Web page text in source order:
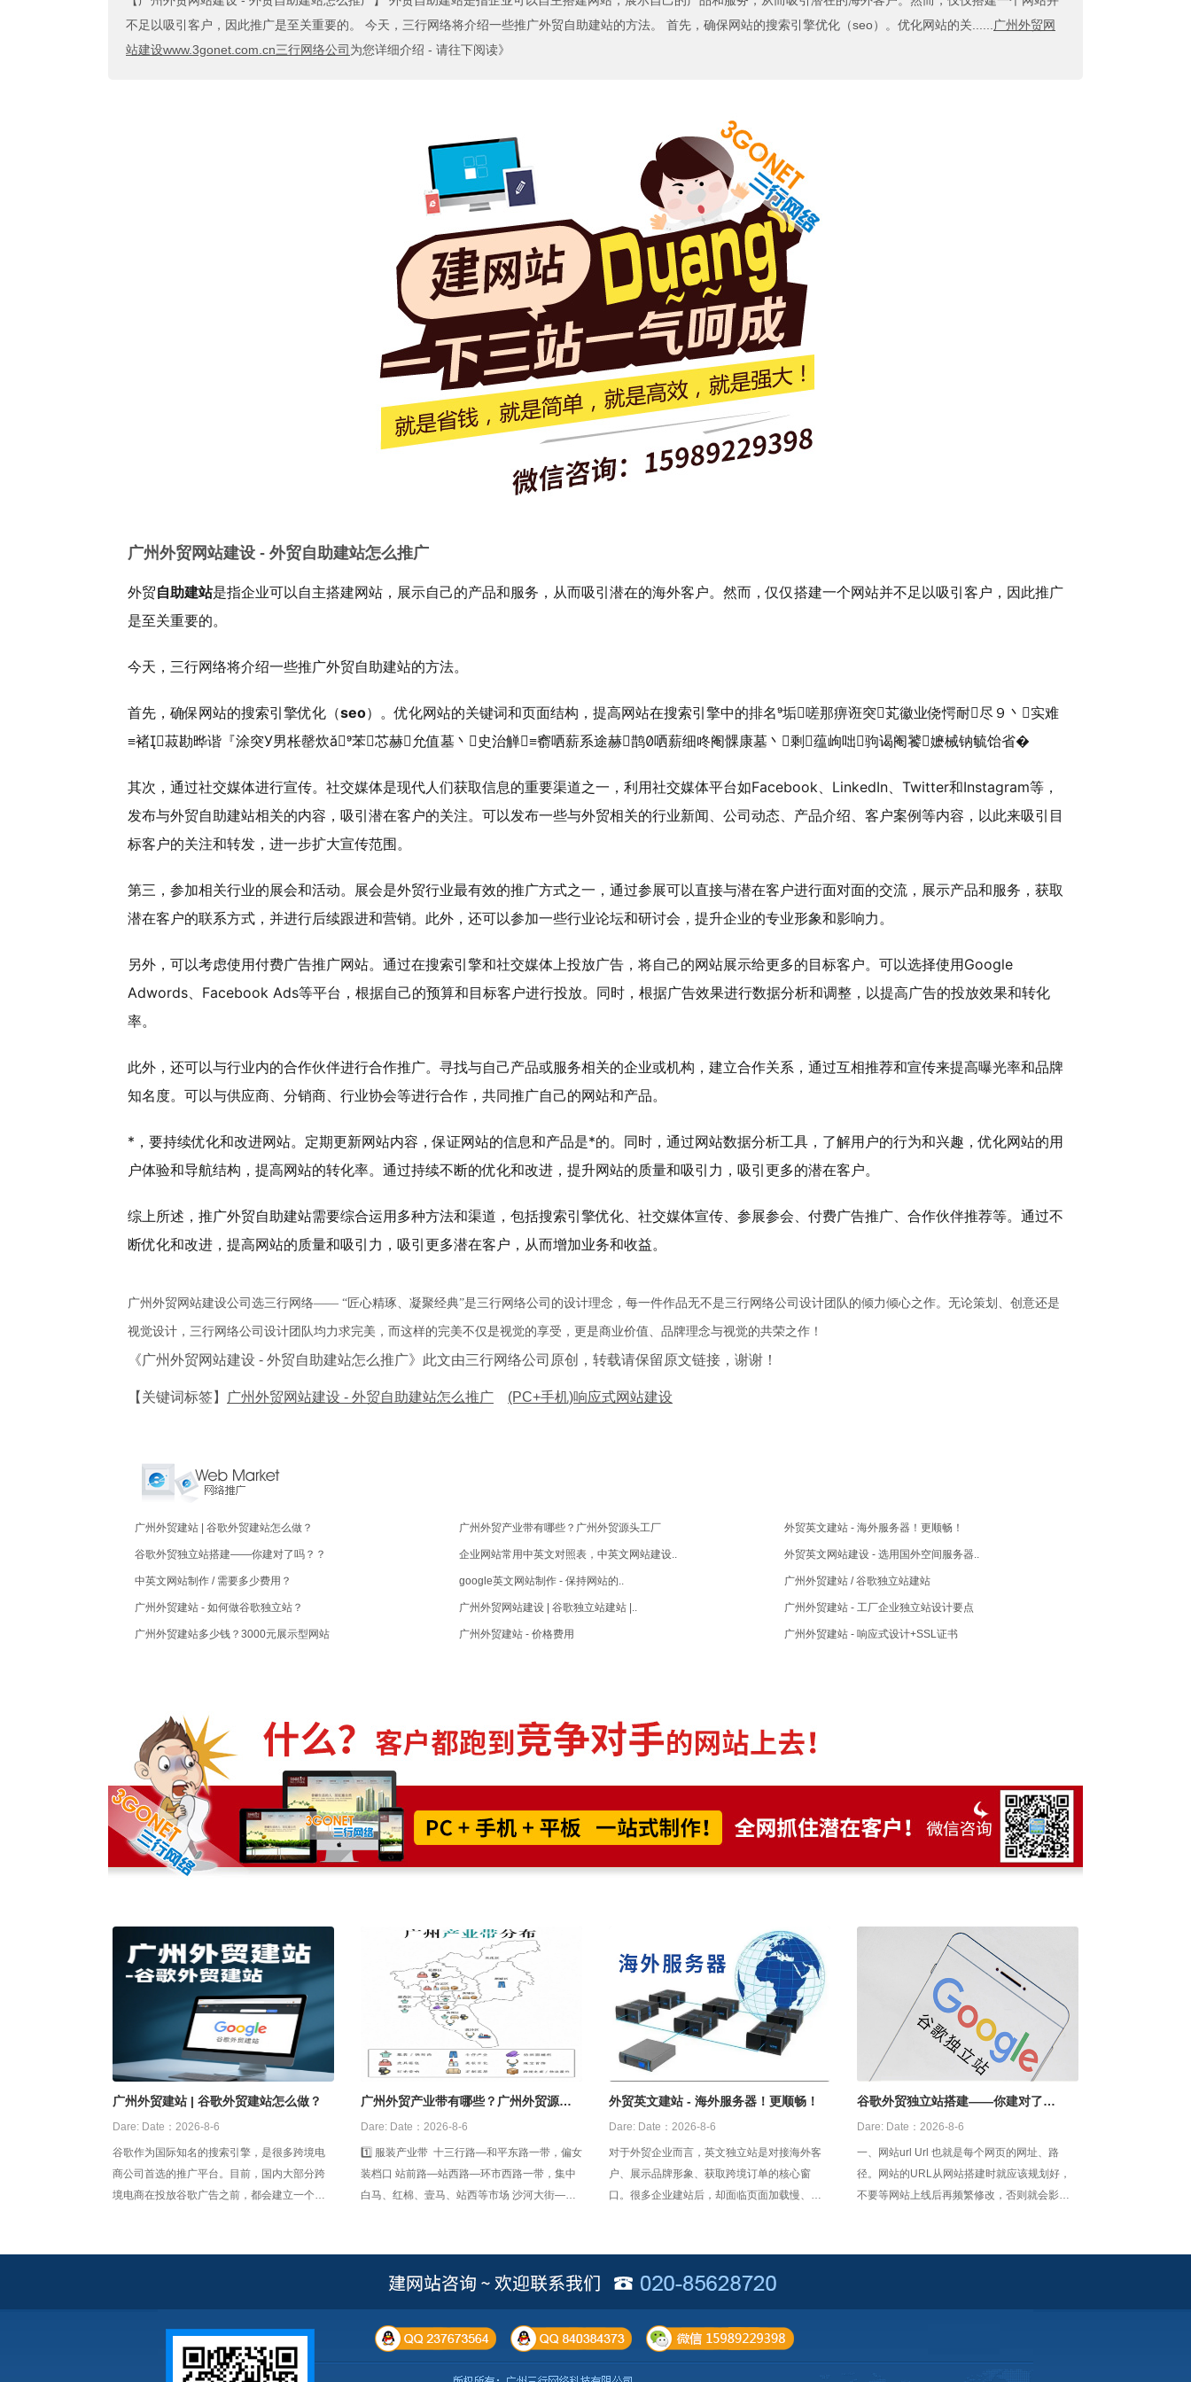
不足以吸引客户，因此推广是至关重要的。 今天，三行网络将介绍一些推广外贸自助建站的方法。 首先，确保网站的搜索引擎优化（seo）。优化网站的关......
广州外贸网
站建设www.3gonet.com.cn三行网络公司 为您详细介绍 - 请往下阅读》
广州外贸网站建设 - 外贸自助建站怎么推广
外贸自助建站是指企业可以自主搭建网站，展示自己的产品和服务，从而吸引潜在的海外客户。然而，仅仅搭建一个网站并不足以吸引客户，因此推广
是至关重要的。
今天，三行网络将介绍一些推广外贸自助建站的方法。
首先，确保网站的搜索引擎优化（seo）。优化网站的关键词和页面结构，提高网站在搜索引擎中的排名垢嗟那痹诳突芄徽业侥愕耐尽９丶实难
≡褚菽勘晔谐『涂突У男枨罄炊ǎ苯芯赫允值墓丶史治觯≡窬哂薪系途赫鹊哂薪细咚阉髁康墓丶剩蕴岣咄驹谒阉饕嬷械钠毓饴省�
其次，通过社交媒体进行宣传。社交媒体是现代人们获取信息的重要渠道之一，利用社交媒体平台如Facebook、LinkedIn、Twitter和Instagram等，
发布与外贸自助建站相关的内容，吸引潜在客户的关注。可以发布一些与外贸相关的行业新闻、公司动态、产品介绍、客户案例等内容，以此来吸引目
标客户的关注和转发，进一步扩大宣传范围。
第三，参加相关行业的展会和活动。展会是外贸行业最有效的推广方式之一，通过参展可以直接与潜在客户进行面对面的交流，展示产品和服务，获取
潜在客户的联系方式，并进行后续跟进和营销。此外，还可以参加一些行业论坛和研讨会，提升企业的专业形象和影响力。
另外，可以考虑使用付费广告推广网站。通过在搜索引擎和社交媒体上投放广告，将自己的网站展示给更多的目标客户。可以选择使用Google
Adwords、Facebook Ads等平台，根据自己的预算和目标客户进行投放。同时，根据广告效果进行数据分析和调整，以提高广告的投放效果和转化
率。
此外，还可以与行业内的合作伙伴进行合作推广。寻找与自己产品或服务相关的企业或机构，建立合作关系，通过互相推荐和宣传来提高曝光率和品牌
知名度。可以与供应商、分销商、行业协会等进行合作，共同推广自己的网站和产品。
*，要持续优化和改进网站。定期更新网站内容，保证网站的信息和产品是*的。同时，通过网站数据分析工具，了解用户的行为和兴趣，优化网站的用
户体验和导航结构，提高网站的转化率。通过持续不断的优化和改进，提升网站的质量和吸引力，吸引更多的潜在客户。
综上所述，推广外贸自助建站需要综合运用多种方法和渠道，包括搜索引擎优化、社交媒体宣传、参展参会、付费广告推广、合作伙伴推荐等。通过不
断优化和改进，提高网站的质量和吸引力，吸引更多潜在客户，从而增加业务和收益。
广州外贸网站建设公司选三行网络—— “匠心精琢、凝聚经典”是三行网络公司的设计理念，每一件作品无不是三行网络公司设计团队的倾力倾心之作。无论策划、创意还是
视觉设计，三行网络公司设计团队均力求完美，而这样的完美不仅是视觉的享受，更是商业价值、品牌理念与视觉的共荣之作！
《广州外贸网站建设 - 外贸自助建站怎么推广》此文由三行网络公司原创，转载请保留原文链接，谢谢！
【关键词标签】 广州外贸网站建设 - 外贸自助建站怎么推广 (PC+手机)响应式网站建设
广州外贸建站 | 谷歌外贸建站怎么做？ 广州外贸产业带有哪些？广州外贸源头工厂 外贸英文建站 - 海外服务器！更顺畅！
谷歌外贸独立站搭建——你建对了吗？？ 企业网站常用中英文对照表，中英文网站建设.. 外贸英文网站建设 - 选用国外空间服务器..
中英文网站制作 / 需要多少费用？ google英文网站制作 - 保持网站的.. 广州外贸建站 / 谷歌独立站建站
广州外贸建站 - 如何做谷歌独立站？ 广州外贸网站建设 | 谷歌独立站建站 |.. 广州外贸建站 - 工厂企业独立站设计要点
广州外贸建站多少钱？3000元展示型网站 广州外贸建站 - 价格费用 广州外贸建站 - 响应式设计+SSL证书
广州外贸建站 | 谷歌外贸建站怎么做？
Dare: Date：2026-8-6
谷歌作为国际知名的搜索引擎，是很多跨境电
商公司首选的推广平台。目前，国内大部分跨
境电商在投放谷歌广告之前，都会建立一个外
广州外贸产业带有哪些？广州外贸源头
工厂
Dare: Date：2026-8-6
1️⃣ 服装产业带 十三行路—和平东路一带，偏女
装档口 站前路—站西路—环市西路一带，集中
白马、红棉、壹马、站西等市场 沙河大街—濂
外贸英文建站 - 海外服务器！更顺畅！
Dare: Date：2026-8-6
对于外贸企业而言，英文独立站是对接海外客
户、展示品牌形象、获取跨境订单的核心窗
口。很多企业建站后，却面临页面加载慢、访
海外服务器是外贸英文建站的最优选择。
谷歌外贸独立站搭建——你建对了
吗？？
Dare: Date：2026-8-6
一、网站url Url 也就是每个网页的网址、路
径。网站的URL从网站搭建时就应该规划好，
不要等网站上线后再频繁修改，否则就会影响